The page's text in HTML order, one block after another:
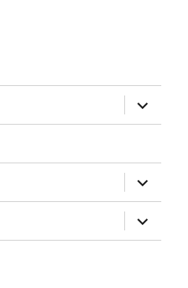
ブ
メ
ー
を
展
開
ブ
メ
ニ
ュ
ー
ブ
メ